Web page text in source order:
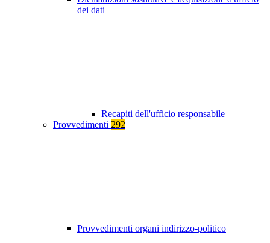
dei dati
Recapiti dell'ufficio responsabile
Provvedimenti 292
Provvedimenti organi indirizzo-politico